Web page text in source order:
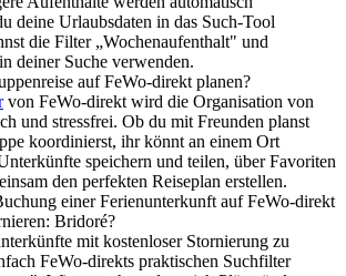
deine Urlaubsdaten in das Such-Tool
die Filter „Wochenaufenthalt" und
deiner Suche verwenden.
auf FeWo-direkt planen?
von FeWo-direkt wird die Organisation von
und stressfrei. Ob du mit Freunden planst
koordinierst, ihr könnt an einem Ort
speichern und teilen, über Favoriten
den perfekten Reiseplan erstellen.
einer Ferienunterkunft auf FeWo-direkt
Bridoré?
mit kostenloser Stornierung zu
FeWo-direkts praktischen Suchfilter